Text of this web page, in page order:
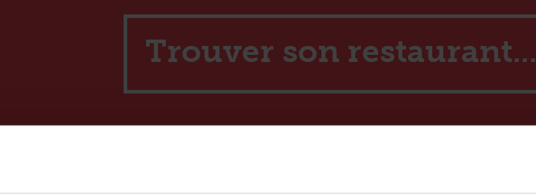
Trouver son restaurant...